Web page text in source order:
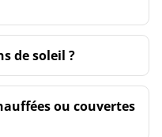
de soleil ?
ou couvertes